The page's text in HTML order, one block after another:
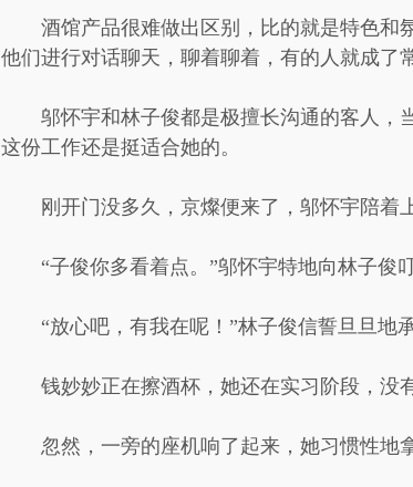
酒馆产品很难做出区别，比的就是特色和
他们进行对话聊天，聊着聊着，有的人就成了
邬怀宇和林子俊都是极擅长沟通的客人，
这份工作还是挺适合她的。
刚开门没多久，京燦便来了，邬怀宇陪着
“子俊你多看着点。”邬怀宇特地向林子俊叮
“放心吧，有我在呢！”林子俊信誓旦旦地
钱妙妙正在擦酒杯，她还在实习阶段，没
忽然，一旁的座机响了起来，她习惯性地